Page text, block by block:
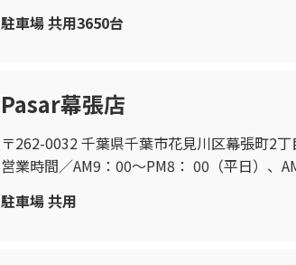
駐車場 共用3650台
Pasar幕張店
〒262-0032 千葉県千葉市花見川区幕張町2
営業時間／AM9：00〜PM8： 00（平日）、
駐車場 共用